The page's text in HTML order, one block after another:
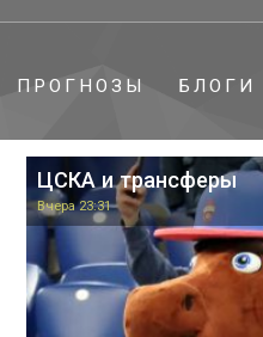
ПРОГНОЗЫ БЛОГИ
ЦСКА и трансферы
Вчера 23:31